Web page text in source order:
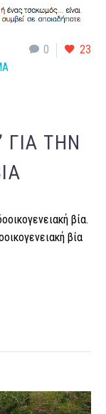
0 23
ΤΗΝ
βία.
βία